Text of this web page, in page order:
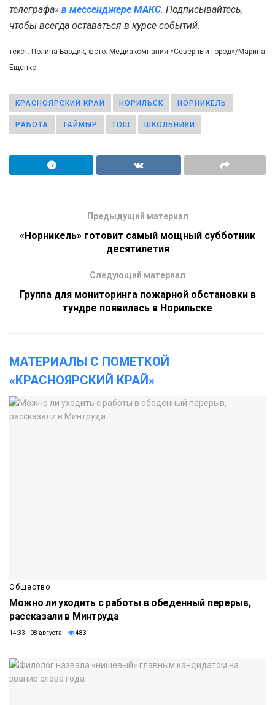
телеграфа» в мессенджере MAКС. Подписывайтесь,
чтобы всегда оставаться в курсе событий.
текст: Полина Бардик, фото: Медиакомпания «Северный город»/Марина
Ещенко
КРАСНОЯРСКИЙ КРАЙ НОРИЛЬСК НОРНИКЕЛЬ
РАБОТА ТАЙМЫР ТОШ ШКОЛЬНИКИ
Предыдущий материал
«Норникель» готовит самый мощный субботник
десятилетия
Следующий материал
Группа для мониторинга пожарной обстановки в
тундре появилась в Норильске
МАТЕРИАЛЫ С ПОМЕТКОЙ
«КРАСНОЯРСКИЙ КРАЙ»
Общество
Можно ли уходить с работы в обеденный перерыв,
рассказали в Минтруда
14:33 08 августа 483